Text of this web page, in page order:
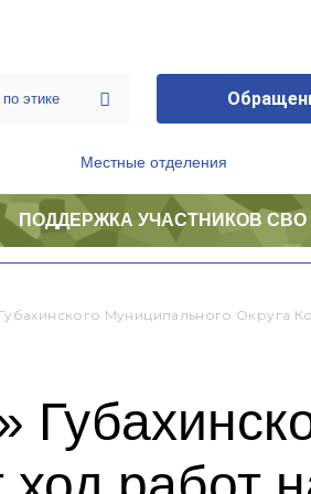
Местные отделения
ПОДДЕРЖКА УЧАСТНИКОВ СВО
Муниципального Округа